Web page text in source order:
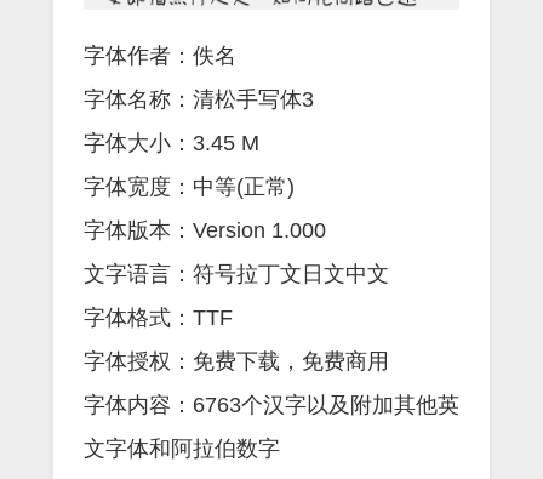
字体作者：佚名
字体名称：清松手写体3
字体大小：3.45 M
字体宽度：中等(正常)
字体版本：Version 1.000
文字语言：符号拉丁文日文中文
字体格式：TTF
字体授权：免费下载，免费商用
字体内容：6763个汉字以及附加其他英
文字体和阿拉伯数字